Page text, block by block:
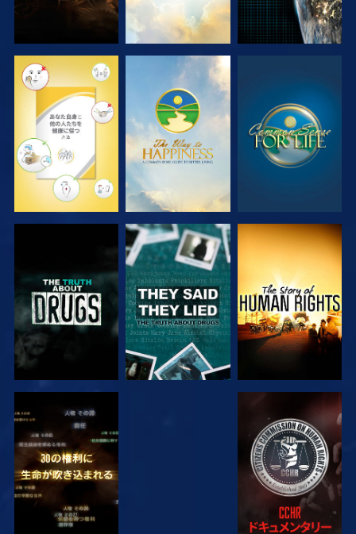
観る 観る 観る
観る 観る
観る